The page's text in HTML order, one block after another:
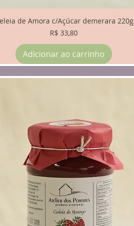
de Amora c/Açúcar demerara 220g
Preço
R$ 33,80
Adicionar ao carrinho